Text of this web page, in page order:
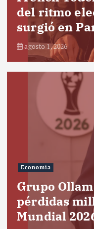
del ritmo
surgió en
agosto 1, 2026
Economía
Grupo
pérdidas
Mundial